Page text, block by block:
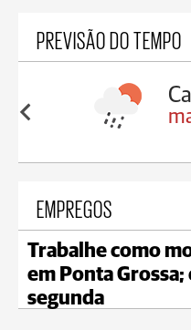
PREVISÃO DO TEMPO
18°C
EMPREGOS
Trabalhe como
em Ponta Grossa;
segunda